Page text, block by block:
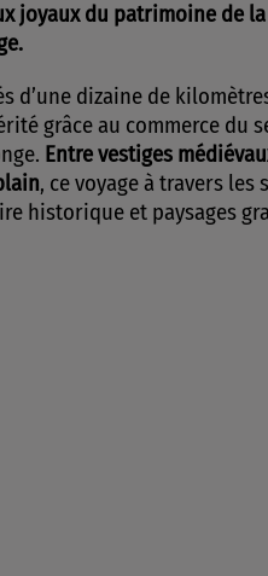
joyaux du patrimoine de la
d’une dizaine de
grâce au commerce du
Entre vestiges
, ce voyage à travers
historique et paysages